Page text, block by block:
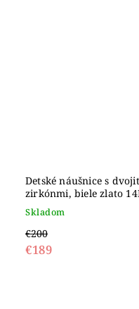
Detské náušnice s
zirkónmi, biele zlato
Skladom
€200
€189